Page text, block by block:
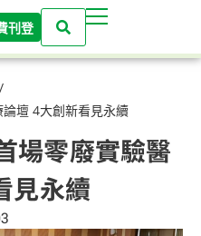
刊登
/
壇 4大創新看見永續
場零廢實驗醫
見永續